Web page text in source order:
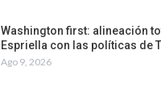
Washington first: alineación
Espriella con las políticas de
Ago 9, 2026